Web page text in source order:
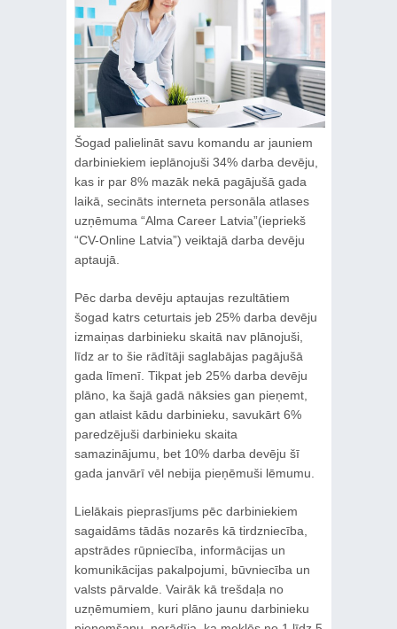
Šogad palielināt savu komandu ar jauniem
darbiniekiem ieplānojuši 34% darba devēju,
kas ir par 8% mazāk nekā pagājušā gada
laikā, secināts interneta personāla atlases
uzņēmuma “Alma Career Latvia”(iepriekš
“CV-Online Latvia”) veiktajā darba devēju
aptaujā.
Pēc darba devēju aptaujas rezultātiem
šogad katrs ceturtais jeb 25% darba devēju
izmaiņas darbinieku skaitā nav plānojuši,
līdz ar to šie rādītāji saglabājas pagājušā
gada līmenī. Tikpat jeb 25% darba devēju
plāno, ka šajā gadā nāksies gan pieņemt,
gan atlaist kādu darbinieku, savukārt 6%
paredzējuši darbinieku skaita
samazinājumu, bet 10% darba devēju šī
gada janvārī vēl nebija pieņēmuši lēmumu.
Lielākais pieprasījums pēc darbiniekiem
sagaidāms tādās nozarēs kā tirdzniecība,
apstrādes rūpniecība, informācijas un
komunikācijas pakalpojumi, būvniecība un
valsts pārvalde. Vairāk kā trešdaļa no
uzņēmumiem, kuri plāno jaunu darbinieku